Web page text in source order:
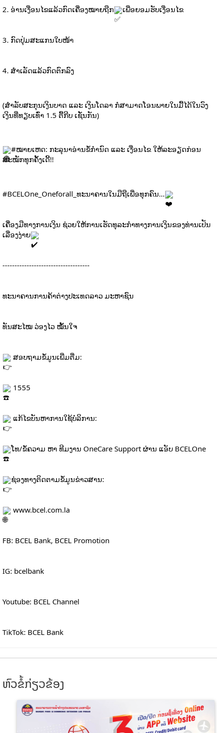
2. ອ່ານເງື່ອນໄຂແລ້ວກົດເຄື່ອງໝາຍຖືກ​ ເພື່ອຍອມຮັບເງື່ອນໄຂ
3. ກົດປຸ່ມສະແກນໃບໜ້າ
4. ສຳເລັດແລ້ວກົດຕົກລົງ
(ສໍາລັບສະກຸນເງິນບາດ ແລະ ເງິນໂດລາ ກໍສາມາດໂອນພາຍໃນມື້ໄດ້ໃນວົງ
ເງິນທີ່ທຽບເທົ່າ 1.5 ຕື້ກີບ ເຊັ່ນກັນ)
#ໝາຍເຫດ: ກະລຸນາອ່ານຂໍ້ກຳນົດ ແລະ ເງື່ອນໄຂ ໃຫ້ລະອຽດກ່ອນ
ສະໝັກທຸກຄັ້ງເດີ້!!
#BCELOne_Oneforall_ທະນາຄານໃນມືຖືເພື່ອທຸກຄົນ…
ເຄື່ອງມືທາງການເງິນ ຊ່ວຍໃຫ້ການເຮັດທຸລະກຳທາງການເງິນຂອງທ່ານເປັນ
ເລື່ອງງ່າຍ
------------------------------------
ທະນາຄານການຄ້າຕ່າງປະເທດລາວ ມະຫາຊົນ
ທັນສະໄໝ ວ່ອງໄວ ໝັ້ນໃຈ
ສອບຖາມຂໍ້ມູນເພີ່ມຕື່ມ:
1555
ແກ້ໄຂບັນຫາການໃຊ້ບໍລິການ:
ໂທ/ຂໍ້ຄວາມ ຫາ ທີມງານ OneCare Support ຜ່ານ ແອັບ BCELOne
ຊ່ອງທາງຕິດຕາມຂໍ້ມູນຂ່າວສານ:
www.bcel.com.la
FB: BCEL Bank, BCEL Promotion
IG: bcelbank
Youtube: BCEL Channel
TikTok: BCEL Bank
ຫົວຂໍ້ກ່ຽວຂ້ອງ